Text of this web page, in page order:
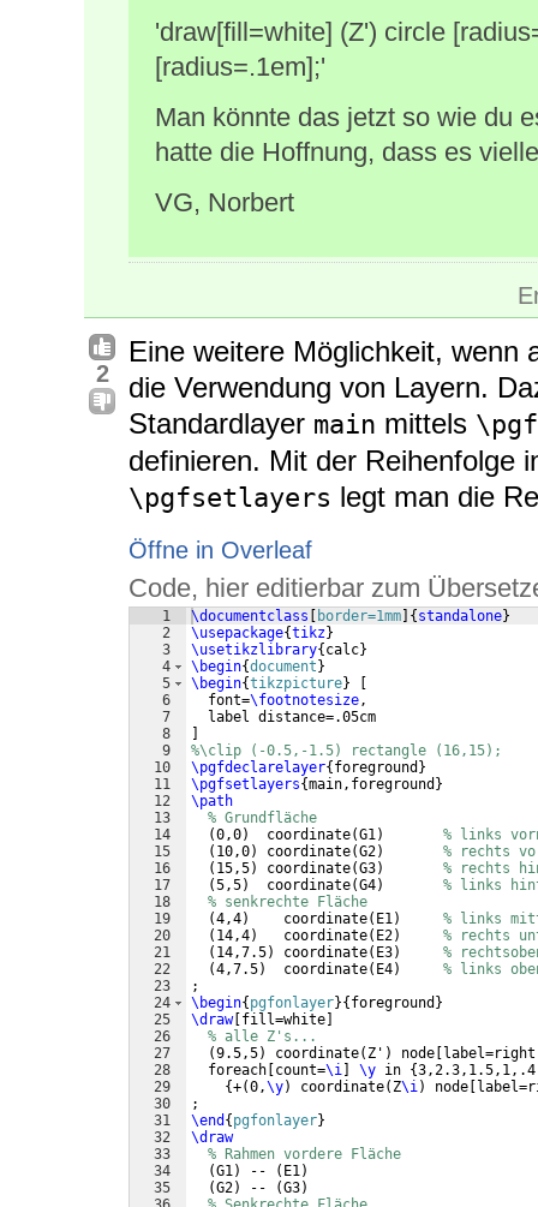
'draw[fill=white] (Z') circle
[radius=.1em];'
Man könnte das jetzt so wie du
hatte die Hoffnung, dass es
VG, Norbert
2
Eine weitere Möglichkeit, wenn
die Verwendung von Layern.
Standardlayer main mittels
definieren. Mit der Reihenfolge
\pgfsetlayers legt man die
Öffne in Overleaf
Code, hier editierbar zum
1
2
3
4
5
6
7
8
9
10
11
12
13
14
15
16
17
18
19
20
21
22
23
24
25
26
27
28
29
30
31
32
33
34
35
\documentclass border=1mm { standalone}
\usepackage{tikz}
\usetikzlibrary{ calc}
\begin{document }
\begin{tikzpicture}
  font=
\footnotesize,
  label distance=.05cm
%\clip (-0.5,-1.5) rectangle (16,15);
\pgfdeclarelayer{ foreground }
\pgfsetlayers{main,foreground }
\path
% Grundfläche
(0,0)
  coordinate
(G1)
% links
( 10,0) coordinate(G2)
% rechts
( 15,5) coordinate(G3)
% rechts
(5,5)
  coordinate
(G4)
% links
% senkrechte Fläche
(4,4)
    coordinate
( E1)
% links
( 14,4)
   coordinate
( E2)
% rechts
( 14,7.5) coordinate( E3)
%
(4,7.5)
  coordinate
( E4)
% links
;
\begin{ pgfonlayer}{ foreground }
\draw[ fill=white
% alle Z's...
(9.5,5) coordinate( Z' ) node
  foreach
count=\i \y in {
{+(0,\y) coordinate( Z\i) node
;
\end { pgfonlayer}
\draw
% Rahmen vordere Fläche
(G1) -- ( E1)
(G2) -- (G3)